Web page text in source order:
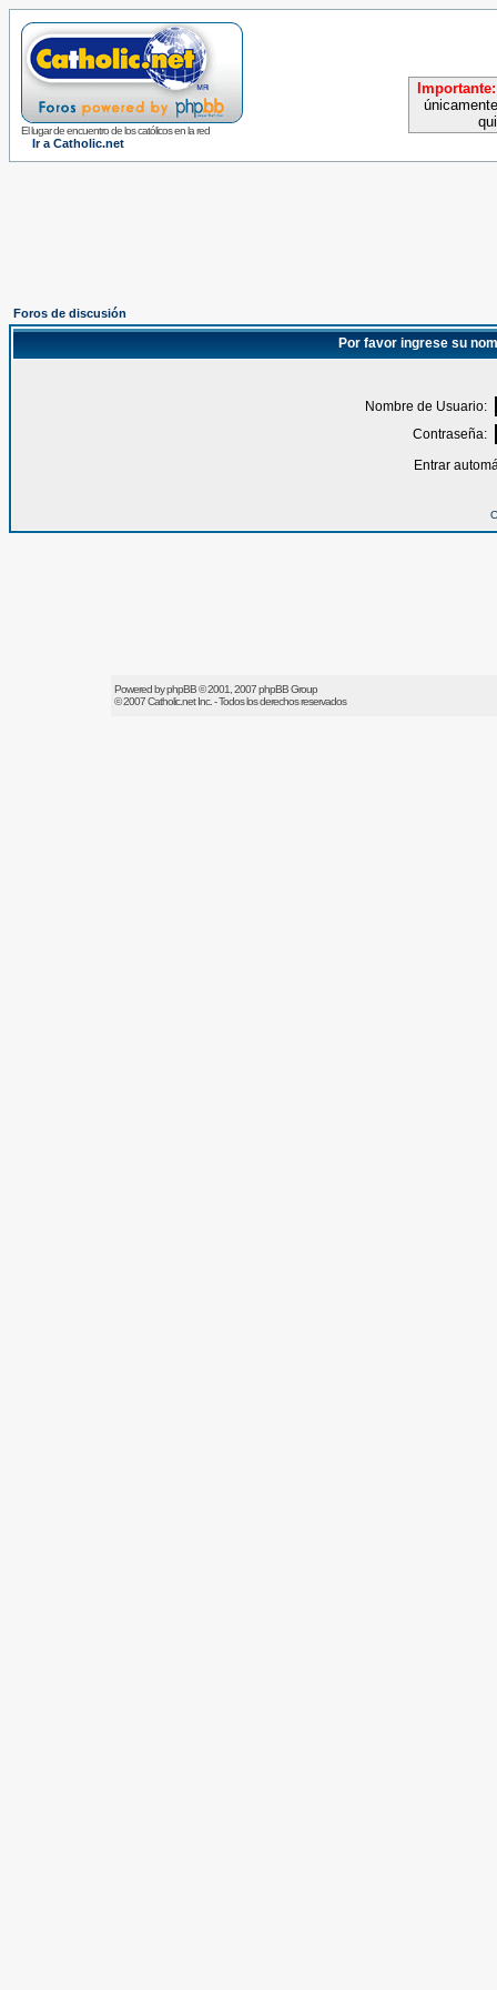
El lugar de encuentro de los católicos en la red
Ir a Catholic.net
Importante:
Foros de discusión
Por favor ingrese su
Nombre de Usuario:
Contraseña:
Entrar
Powered byphpBB© 2001, 2007 phpBB Group
© 2007Catholic.netInc. - Todos los derechos reservados